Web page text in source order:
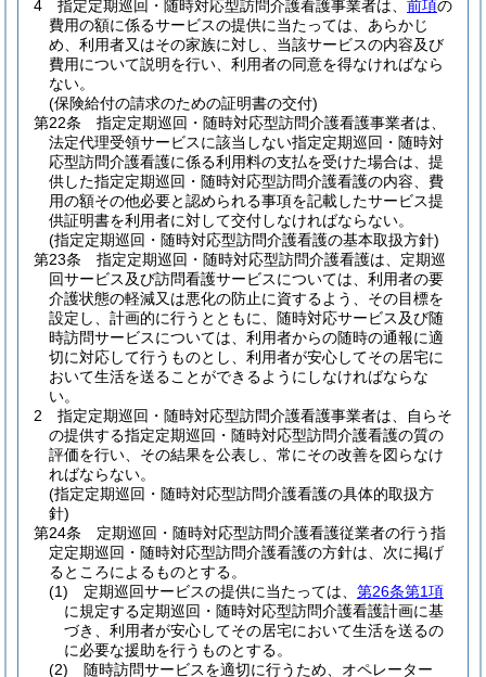
4
指定定期巡回・随時対応型訪問介護看護事業者は、 前項の
費用の額に係るサービスの提供に当たっては、あらかじ
め、利用者又はその家族に対し、当該サービスの内容及び
費用について説明を行い、利用者の同意を得なければなら
ない。
(保険給付の請求のための証明書の交付)
第22条
指定定期巡回・随時対応型訪問介護看護事業者は、
法定代理受領サービスに該当しない指定定期巡回・随時対
応型訪問介護看護に係る利用料の支払を受けた場合は、提
供した指定定期巡回・随時対応型訪問介護看護の内容、費
用の額その他必要と認められる事項を記載したサービス提
供証明書を利用者に対して交付しなければならない。
(指定定期巡回・随時対応型訪問介護看護の基本取扱方針)
第23条
指定定期巡回・随時対応型訪問介護看護は、定期巡
回サービス及び訪問看護サービスについては、利用者の要
介護状態の軽減又は悪化の防止に資するよう、その目標を
設定し、計画的に行うとともに、随時対応サービス及び随
時訪問サービスについては、利用者からの随時の通報に適
切に対応して行うものとし、利用者が安心してその居宅に
おいて生活を送ることができるようにしなければならな
い。
2
指定定期巡回・随時対応型訪問介護看護事業者は、自らそ
の提供する指定定期巡回・随時対応型訪問介護看護の質の
評価を行い、その結果を公表し、常にその改善を図らなけ
ればならない。
(指定定期巡回・随時対応型訪問介護看護の具体的取扱方
針)
第24条
定期巡回・随時対応型訪問介護看護従業者の行う指
定定期巡回・随時対応型訪問介護看護の方針は、次に掲げ
るところによるものとする。
(1)
定期巡回サービスの提供に当たっては、 第26条第1項
に規定する定期巡回・随時対応型訪問介護看護計画に基
づき、利用者が安心してその居宅において生活を送るの
に必要な援助を行うものとする。
(2)
随時訪問サービスを適切に行うため、オペレーター